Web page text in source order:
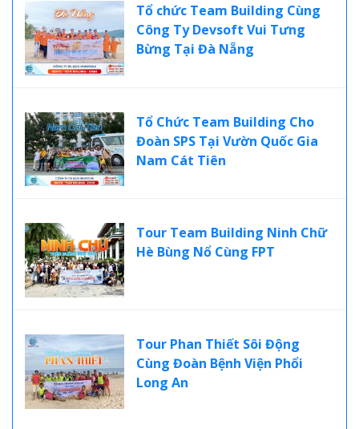
Tổ chức Team Building Cùng
Công Ty Devsoft Vui Tưng
Bừng Tại Đà Nẵng
Tổ Chức Team Building Cho
Đoàn SPS Tại Vườn Quốc Gia
Nam Cát Tiên
Tour Team Building Ninh Chữ
Hè Bùng Nổ Cùng FPT
Tour Phan Thiết Sôi Động
Cùng Đoàn Bệnh Viện Phổi
Long An